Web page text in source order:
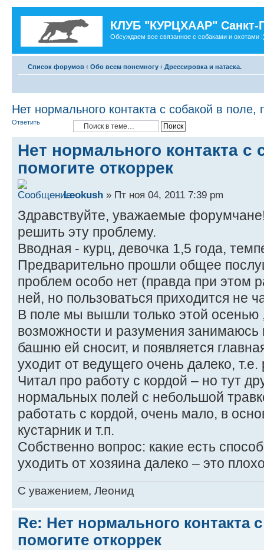
КЛУБ "КУРЦХААР" Санкт-
Обсуждаем все связанное с собаками и охотами
Список форумов ‹ Обо всем понемногу ‹ Дрессировка и натаска.
Нет нормального контакта с собакой в поле,
Ответить
Нет нормального контакта с
помогите откоррек
Leokush » Пт ноя 04, 2011 7:39 pm
Здравствуйте, уважаемые
решить эту проблему.
Вводная - курц, девочка 1,5 года,
Предварительно прошли общее
проблем особо нет (правда при этом
ней, но пользоваться приходится не
В поле мы вышли только этой осенью
возможности и разумения занимаюсь
башню ей сносит, и появляется
уходит от ведущего очень далеко,
Читал про работу с кордой – но тут
нормальных полей с небольшой
работать с кордой, очень мало, в
кустарник и т.п.
Собственно вопрос: какие есть
уходить от хозяина далеко – это
C уважением, Леонид
Re: Нет нормального контакта
помогите откоррек